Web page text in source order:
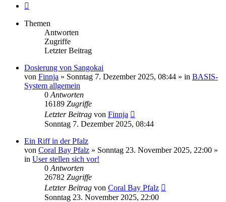
Themen
Antworten
Zugriffe
Letzter Beitrag
Dosierung von Sangokai
von Finnja » Sonntag 7. Dezember 2025, 08:44 » in BASIS-
System allgemein
0 Antworten
16189 Zugriffe
Letzter Beitrag von Finnja
Sonntag 7. Dezember 2025, 08:44
Ein Riff in der Pfalz
von Coral Bay Pfalz » Sonntag 23. November 2025, 22:00 »
in User stellen sich vor!
0 Antworten
26782 Zugriffe
Letzter Beitrag von Coral Bay Pfalz
Sonntag 23. November 2025, 22:00